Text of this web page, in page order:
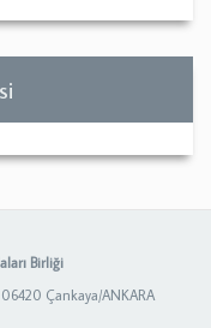
Birliği
Çankaya/ANKARA